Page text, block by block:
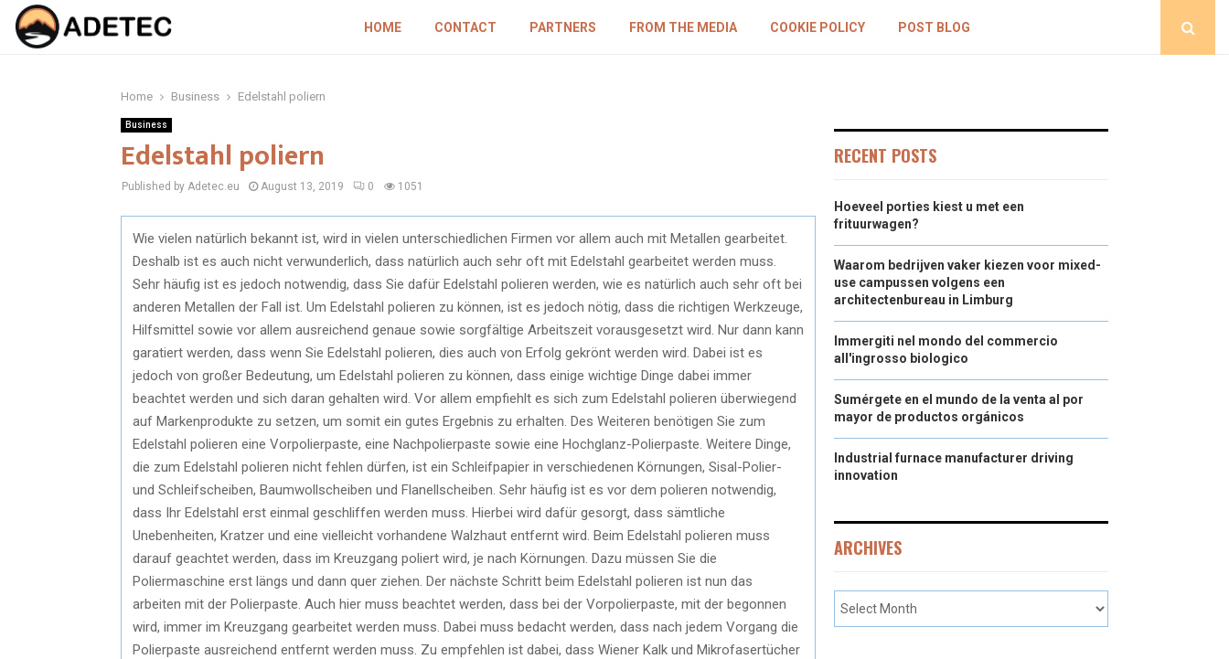
HOME CONTACT PARTNERS FROM THE MEDIA COOKIE POLICY POST BLOG
Home Business Edelstahl poliern
Business
Edelstahl poliern
Published by Adetec.eu August 13, 2019 0 1051
Wie vielen natürlich bekannt ist, wird in vielen unterschiedlichen Firmen vor allem auch mit Metallen gearbeitet.
Deshalb ist es auch nicht verwunderlich, dass natürlich auch sehr oft mit Edelstahl gearbeitet werden muss.
Sehr häufig ist es jedoch notwendig, dass Sie dafür Edelstahl polieren werden, wie es natürlich auch sehr oft bei
anderen Metallen der Fall ist. Um Edelstahl polieren zu können, ist es jedoch nötig, dass die richtigen Werkzeuge,
Hilfsmittel sowie vor allem ausreichend genaue sowie sorgfältige Arbeitszeit vorausgesetzt wird. Nur dann kann
garatiert werden, dass wenn Sie Edelstahl polieren, dies auch von Erfolg gekrönt werden wird. Dabei ist es
jedoch von großer Bedeutung, um Edelstahl polieren zu können, dass einige wichtige Dinge dabei immer
beachtet werden und sich daran gehalten wird. Vor allem empfiehlt es sich zum Edelstahl polieren überwiegend
auf Markenprodukte zu setzen, um somit ein gutes Ergebnis zu erhalten. Des Weiteren benötigen Sie zum
Edelstahl polieren eine Vorpolierpaste, eine Nachpolierpaste sowie eine Hochglanz-Polierpaste. Weitere Dinge,
die zum Edelstahl polieren nicht fehlen dürfen, ist ein Schleifpapier in verschiedenen Körnungen, Sisal-Polier-
und Schleifscheiben, Baumwollscheiben und Flanellscheiben. Sehr häufig ist es vor dem polieren notwendig,
dass Ihr Edelstahl erst einmal geschliffen werden muss. Hierbei wird dafür gesorgt, dass sämtliche
Unebenheiten, Kratzer und eine vielleicht vorhandene Walzhaut entfernt wird. Beim Edelstahl polieren muss
darauf geachtet werden, dass im Kreuzgang poliert wird, je nach Körnungen. Dazu müssen Sie die
Poliermaschine erst längs und dann quer ziehen. Der nächste Schritt beim Edelstahl polieren ist nun das
arbeiten mit der Polierpaste. Auch hier muss beachtet werden, dass bei der Vorpolierpaste, mit der begonnen
wird, immer im Kreuzgang gearbeitet werden muss. Dabei muss bedacht werden, dass nach jedem Vorgang die
Polierpaste ausreichend entfernt werden muss. Zu empfehlen ist dabei, dass Wiener Kalk und Mikrofasertücher
RECENT POSTS
Hoeveel porties kiest u met een
frituurwagen?
Waarom bedrijven vaker kiezen voor mixed-
use campussen volgens een
architectenbureau in Limburg
Immergiti nel mondo del commercio
all'ingrosso biologico
Sumérgete en el mundo de la venta al por
mayor de productos orgánicos
Industrial furnace manufacturer driving
innovation
ARCHIVES